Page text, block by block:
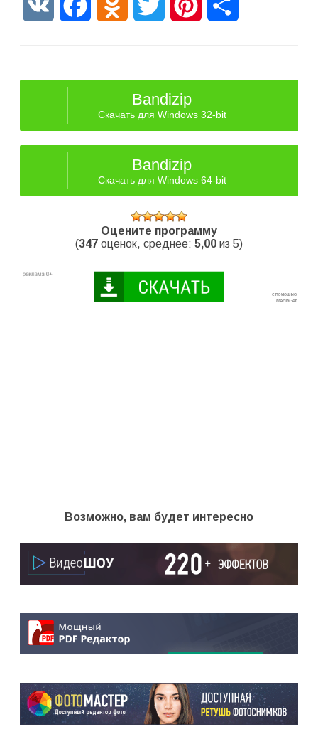
VK FacebookOdnoklassniki
Twitter Pinterest
Bandizip
Скачать для Windows 32-bit
Bandizip
Скачать для Windows 64-bit
Оцените программу
(347 оценок, среднее: 5,00 из 5)
Возможно, вам будет интересно